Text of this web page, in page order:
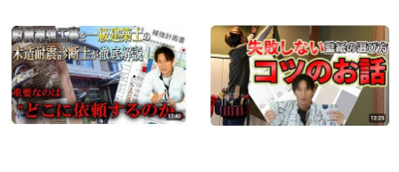
の達成
と、2050年カーボンニュートラ
ル（温室効果ガスの排出を全体
としてゼロにする）の達成に貢
献することを目指します。
いております。
【キッチン選びの悩みを解
決！】
・キッチン選びで最も重要なの
は○○を把握すること！
・有名メーカーのキッチンの特